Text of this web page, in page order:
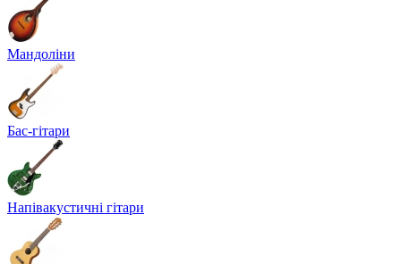
Мандоліни
Бас-гітари
Напівакустичні гітари